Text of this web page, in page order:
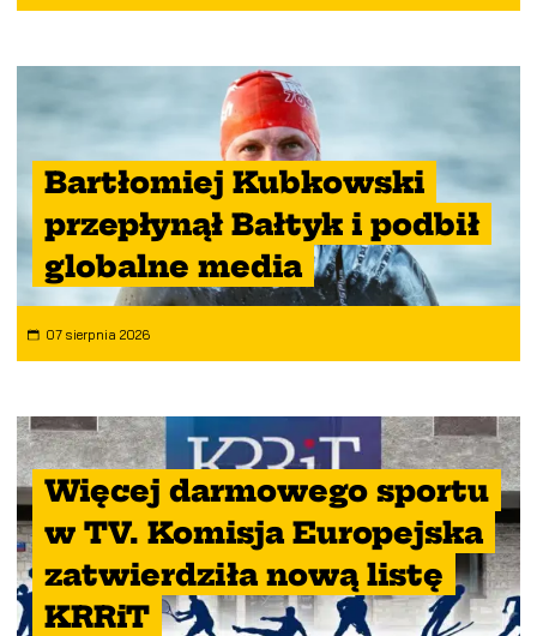
Bartłomiej Kubkowski
przepłynął Bałtyk i podbił
globalne media
07 sierpnia 2026
Więcej darmowego sportu
w TV. Komisja Europejska
zatwierdziła nową listę
KRRiT